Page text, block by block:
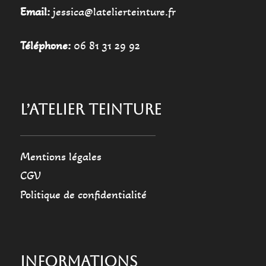
Email:jessica@latelierteinture.fr
Téléphone:06 81 31 29 92
L’ATELIER TEINTURE
Mentions légales
CGV
Politique de confidentialité
INFORMATIONS